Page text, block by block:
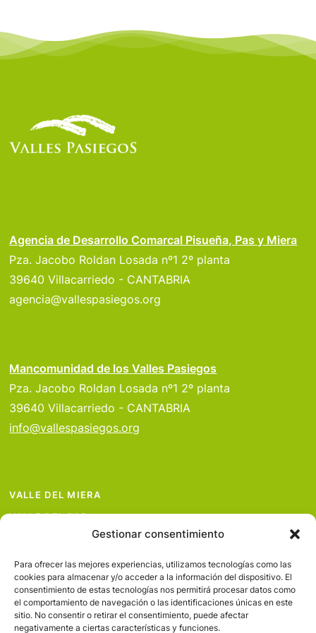
Gestionar consentimiento
Para ofrecer las mejores experiencias, utilizamos tecnologías como las
cookies para almacenar y/o acceder a la información del dispositivo. El
consentimiento de estas tecnologías nos permitirá procesar datos como
el comportamiento de navegación o las identificaciones únicas en este
sitio. No consentir o retirar el consentimiento, puede afectar
negativamente a ciertas características y funciones.
Agencia de Desarrollo Comarcal Pisueña, Pas y Miera
Pza. Jacobo Roldan Losada nº1 2º planta
39640 Villacarriedo - CANTABRIA
agencia@vallespasiegos.org
Mancomunidad de los Valles Pasiegos
Pza. Jacobo Roldan Losada nº1 2º planta
39640 Villacarriedo - CANTABRIA
info@vallespasiegos.org
VALLE DEL MIERA
VALLE DEL PAS
VALLE DEL PISUEÑA
PROYECTOS
SERVICIOS
AVISO LEGAL